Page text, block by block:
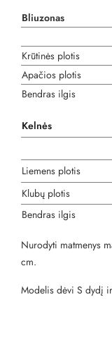
Bliuzonas
Krūtinės plotis
Apačios plotis
Bendras ilgis
Kelnės
Liemens plotis
Klubų plotis
Bendras ilgis
Nurodyti matmenys
cm.
Modelis dėvi S dydį